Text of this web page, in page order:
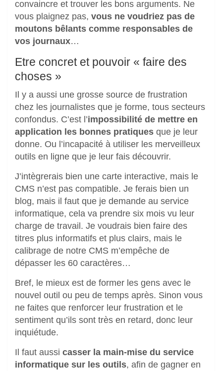
convaincre et trouver les bons arguments. Ne
vous plaignez pas, vous ne voudriez pas de
moutons bêlants comme responsables de
vos journaux…
Etre concret et pouvoir « faire des
choses »
Il y a aussi une grosse source de frustration
chez les journalistes que je forme, tous secteurs
confondus. C’est l’impossibilité de mettre en
application les bonnes pratiques que je leur
donne. Ou l’incapacité à utiliser les merveilleux
outils en ligne que je leur fais découvrir.
J’intègrerais bien une carte interactive, mais le
CMS n’est pas compatible. Je ferais bien un
blog, mais il faut que je demande au service
informatique, cela va prendre six mois vu leur
charge de travail. Je voudrais bien faire des
titres plus informatifs et plus clairs, mais le
calibrage de notre CMS m’empêche de
dépasser les 60 caractères…
Bref, le mieux est de former les gens avec le
nouvel outil ou peu de temps après. Sinon vous
ne faites que renforcer leur frustration et le
sentiment qu’ils sont très en retard, donc leur
inquiétude.
Il faut aussi casser la main-mise du service
informatique sur les outils, afin de gagner en